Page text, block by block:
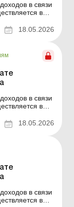
в связи
в
Порядком,
21.02.2001 №
18.05.2026
в связи
в
Порядком,
21.02.2001 №
18.05.2026
в связи
в